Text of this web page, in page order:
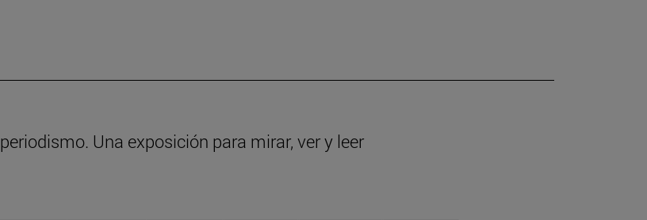
Una exposición para mirar, ver y leer